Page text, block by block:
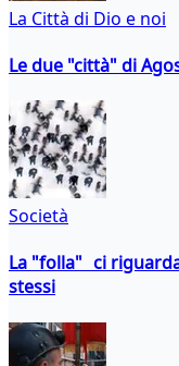
La Città di Dio e noi
Le due "città" di
Società
La "folla" ci
stessi